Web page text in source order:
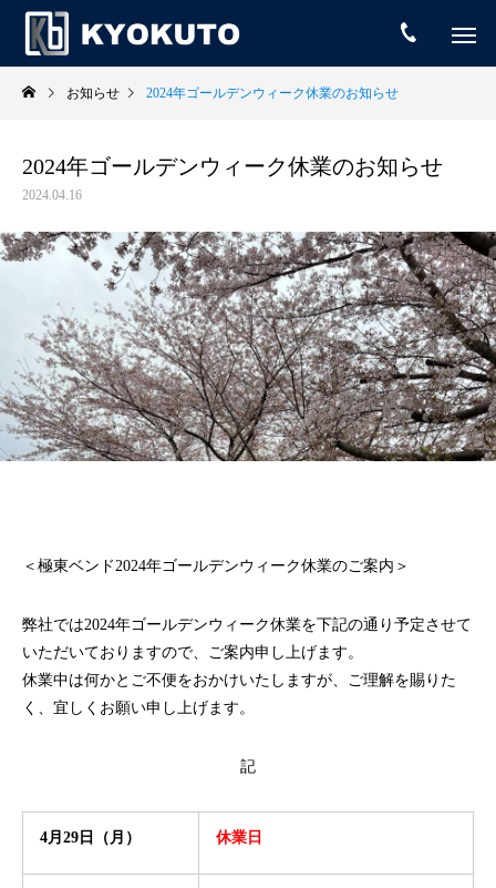
お知らせ 2024年ゴールデンウィーク休業のお知らせ
2024年ゴールデンウィーク休業のお知らせ
2024.04.16
＜極東ベンド2024年ゴールデンウィーク休業のご案内＞
弊社では2024年ゴールデンウィーク休業を下記の通り予定させて
いただいておりますので、ご案内申し上げます。
休業中は何かとご不便をおかけいたしますが、ご理解を賜りた
く、宜しくお願い申し上げます。
記
4月29日（月） 休業日